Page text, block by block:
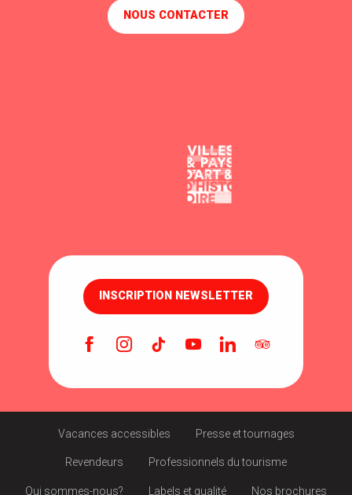
NOUS CONTACTER
INSCRIPTION NEWSLETTER
Vacances accessibles Presse et tournages
Revendeurs Professionnels du tourisme
Qui sommes-nous? Labels et qualité Nos brochures